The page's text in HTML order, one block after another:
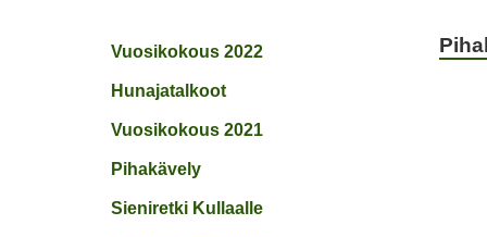
Vuosikokous 2022
Hunajatalkoot
Vuosikokous 2021
Pihakävely
Sieniretki Kullaalle